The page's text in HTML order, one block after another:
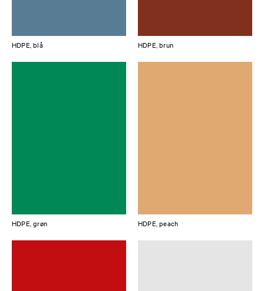
HDPE, blå HDPE, brun
HDPE, grøn HDPE, peach